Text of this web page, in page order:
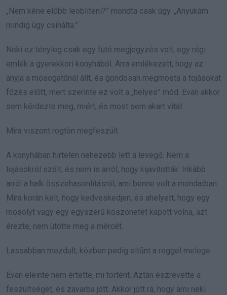
„Nem kéne előbb leöblíteni?” mondta csak úgy. „Anyukám
mindig úgy csinálta.”
Neki ez tényleg csak egy futó megjegyzés volt, egy régi
emlék a gyerekkori konyhából. Arra emlékezett, hogy az
anyja a mosogatónál állt, és gondosan megmosta a tojásokat
főzés előtt, mert szerinte ez volt a „helyes” mód. Evan akkor
sem kérdezte meg, miért, és most sem akart vitát.
Mira viszont rögtön megfeszült.
A konyhában hirtelen nehezebb lett a levegő. Nem a
tojásokról szólt, és nem is arról, hogy kijavították. Inkább
arról a halk összehasonlításról, ami benne volt a mondatban.
Mira korán kelt, hogy kedveskedjen, és ahelyett, hogy egy
mosolyt vagy egy egyszerű köszönetet kapott volna, azt
érezte, nem ütötte meg a mércét.
Lassabban mozdult, közben pedig eltűnt a reggel melege.
Evan eleinte nem értette, mi történt. Aztán észrevette a
feszültséget, és zavarba jött. Akkor jött rá, hogy ami neki